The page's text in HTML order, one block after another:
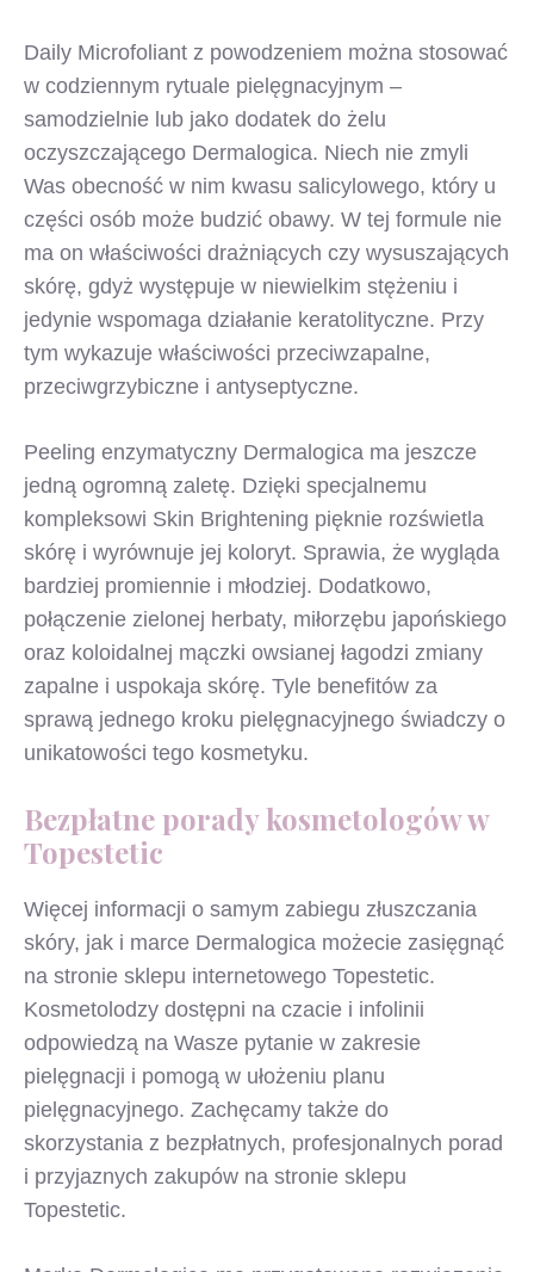
Daily Microfoliant z powodzeniem można stosować
w codziennym rytuale pielęgnacyjnym –
samodzielnie lub jako dodatek do żelu
oczyszczającego Dermalogica. Niech nie zmyli
Was obecność w nim kwasu salicylowego, który u
części osób może budzić obawy. W tej formule nie
ma on właściwości drażniących czy wysuszających
skórę, gdyż występuje w niewielkim stężeniu i
jedynie wspomaga działanie keratolityczne. Przy
tym wykazuje właściwości przeciwzapalne,
przeciwgrzybiczne i antyseptyczne.
Peeling enzymatyczny Dermalogica ma jeszcze
jedną ogromną zaletę. Dzięki specjalnemu
kompleksowi Skin Brightening pięknie rozświetla
skórę i wyrównuje jej koloryt. Sprawia, że wygląda
bardziej promiennie i młodziej. Dodatkowo,
połączenie zielonej herbaty, miłorzębu japońskiego
oraz koloidalnej mączki owsianej łagodzi zmiany
zapalne i uspokaja skórę. Tyle benefitów za
sprawą jednego kroku pielęgnacyjnego świadczy o
unikatowości tego kosmetyku.
Bezpłatne porady kosmetologów w
Topestetic
Więcej informacji o samym zabiegu złuszczania
skóry, jak i marce Dermalogica możecie zasięgnąć
na stronie sklepu internetowego Topestetic.
Kosmetolodzy dostępni na czacie i infolinii
odpowiedzą na Wasze pytanie w zakresie
pielęgnacji i pomogą w ułożeniu planu
pielęgnacyjnego. Zachęcamy także do
skorzystania z bezpłatnych, profesjonalnych porad
i przyjaznych zakupów na stronie sklepu
Topestetic.